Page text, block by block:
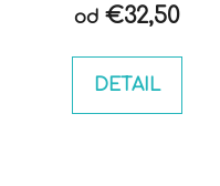
od€32,50
DETAIL